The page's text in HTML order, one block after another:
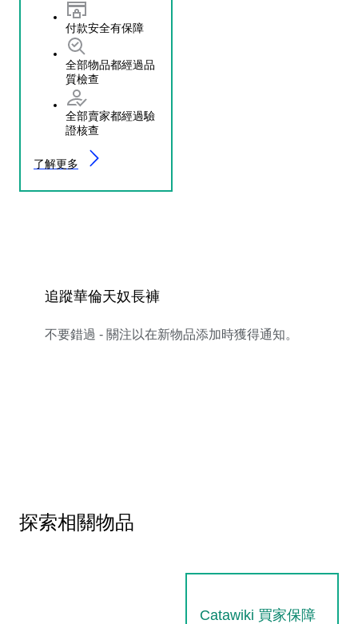
付款安全有保障
全部物品都經過品
質檢查
全部賣家都經過驗
證核查
了解更多
追蹤華倫天奴長褲
不要錯過 - 關注以在新物品添加時獲得通知。
探索相關物品
Catawiki 買家保障